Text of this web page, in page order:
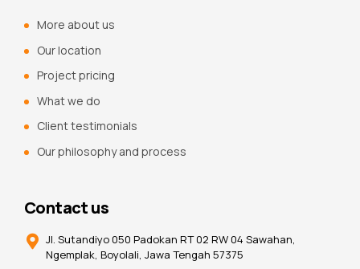
More about us
Our location
Project pricing
What we do
Client testimonials
Our philosophy and process
Contact us
Jl. Sutandiyo 050 Padokan RT 02 RW 04 Sawahan,
Ngemplak, Boyolali, Jawa Tengah 57375